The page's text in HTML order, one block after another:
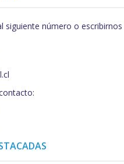
siguiente número o